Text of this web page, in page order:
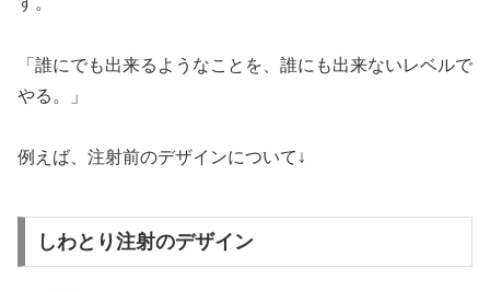
「誰にでも出来るようなことを、誰にも出来ないレベルで
やる。」
例えば、注射前のデザインについて↓
しわとり注射のデザイン